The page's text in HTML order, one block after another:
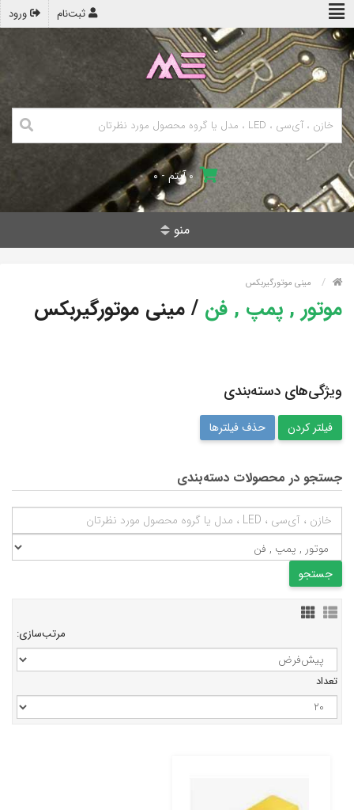
ورود ثبت‌نام
۰ آیتم - ۰
منو
مینی موتورگیربکس
موتور , پمپ , فن / مینی موتورگیربکس
ویژگی‌های دسته‌بندی
حذف فیلترها
جستجو در محصولات دسته‌بندی
مرتب‌سازی:
تعداد